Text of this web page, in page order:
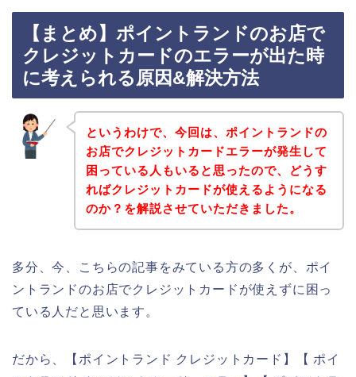
【まとめ】ポイントランドのお店で
クレジットカードのエラーが出た時
に考えられる原因&解決方法
というわけで、今回は、ポイントランドの
お店でクレジットカードエラーが発生して
困っている人もいると思ったので、どうす
ればクレジットカードが使えるようになる
のか？を解説させていただきました。
多分、今、こちらの記事をみている方の多くが、ポイ
ントランドのお店でクレジットカードが使えずに困っ
ている人だと思います。
だから、【ポイントランド クレジットカード】【 ポイ